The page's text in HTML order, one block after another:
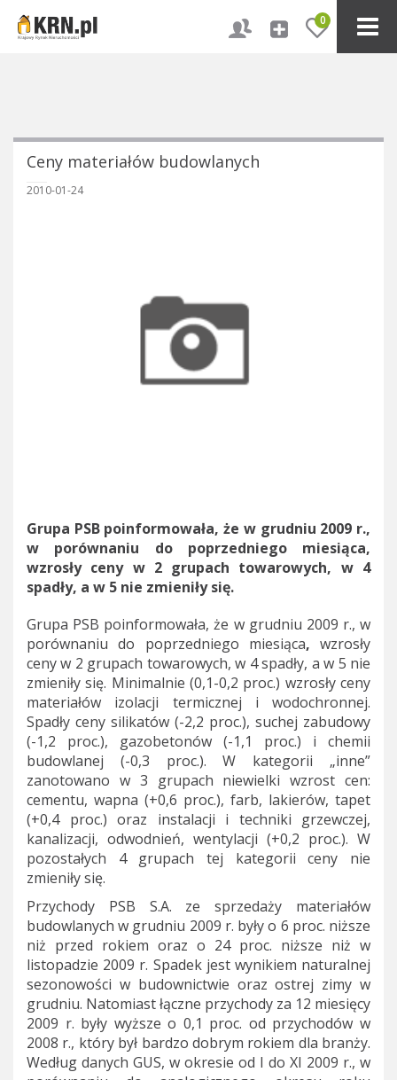
0
Ceny materiałów budowlanych
2010-01-24
Grupa PSB poinformowała, że w grudniu 2009 r.,
w porównaniu do poprzedniego miesiąca,
wzrosły ceny w 2 grupach towarowych, w 4
spadły, a w 5 nie zmieniły się.
Grupa PSB poinformowała, że w grudniu 2009 r., w
porównaniu do poprzedniego miesiąca, wzrosły
ceny w 2 grupach towarowych, w 4 spadły, a w 5 nie
zmieniły się. Minimalnie (0,1-0,2 proc.) wzrosły ceny
materiałów izolacji termicznej i wodochronnej.
Spadły ceny silikatów (-2,2 proc.), suchej zabudowy
(-1,2 proc.), gazobetonów (-1,1 proc.) i chemii
budowlanej (-0,3 proc.). W kategorii „inne”
zanotowano w 3 grupach niewielki wzrost cen:
cementu, wapna (+0,6 proc.), farb, lakierów, tapet
(+0,4 proc.) oraz instalacji i techniki grzewczej,
kanalizacji, odwodnień, wentylacji (+0,2 proc.). W
pozostałych 4 grupach tej kategorii ceny nie
zmieniły się.
Przychody PSB S.A. ze sprzedaży materiałów
budowlanych w grudniu 2009 r. były o 6 proc. niższe
niż przed rokiem oraz o 24 proc. niższe niż w
listopadzie 2009 r. Spadek jest wynikiem naturalnej
sezonowości w budownictwie oraz ostrej zimy w
grudniu. Natomiast łączne przychody za 12 miesięcy
2009 r. były wyższe o 0,1 proc. od przychodów w
2008 r., który był bardzo dobrym rokiem dla branży.
Według danych GUS, w okresie od I do XI 2009 r., w